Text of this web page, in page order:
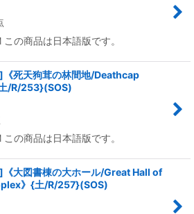
の商品は日本語版です。
《死天狗茸の林間地/Deathcap
/R/253}(SOS)
の商品は日本語版です。
大図書棟の大ホール/Great Hall of
》{土/R/257}(SOS)